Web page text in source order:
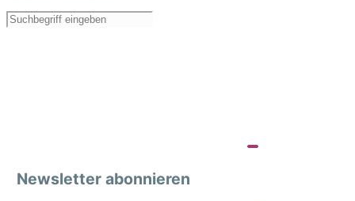
Newsletter abonnieren